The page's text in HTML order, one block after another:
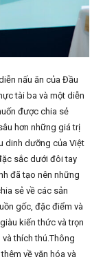
nấu ăn của Đầu
tài ba và một diễn
được chia sẻ
hơn những giá trị
dinh dưỡng của Việt
sắc dưới đôi tay
đã tạo nên những
sẻ về các sản
gốc, đặc điểm và
kiến thức và trọn
thích thú.Thông
về văn hóa và